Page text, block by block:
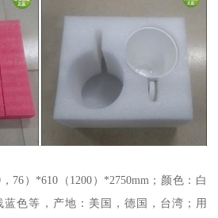
76）*610（1200）*2750mm；颜色：白
色等，产地：美国，德国，台湾；用